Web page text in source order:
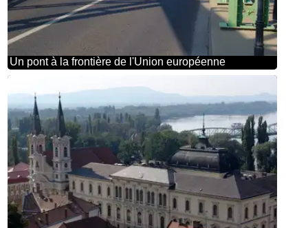
Un pont à la frontière de l'Union européenne